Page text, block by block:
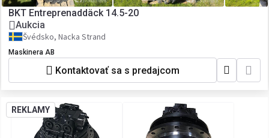
BKT Entreprenaddäck 14.5-20
Aukcia
Švédsko, Nacka Strand
Maskinera AB
Kontaktovať sa s predajcom
REKLAMY